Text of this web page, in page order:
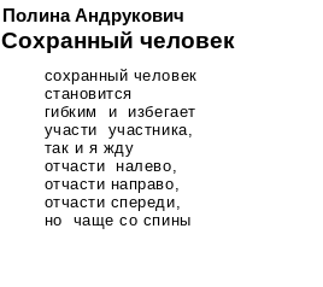
Полина Андрукович
Сохранный человек
сохранный человек
становится
гибким и избегает
участи участника,
так и я жду
отчасти налево,
отчасти направо,
отчасти спереди,
но чаще со спины